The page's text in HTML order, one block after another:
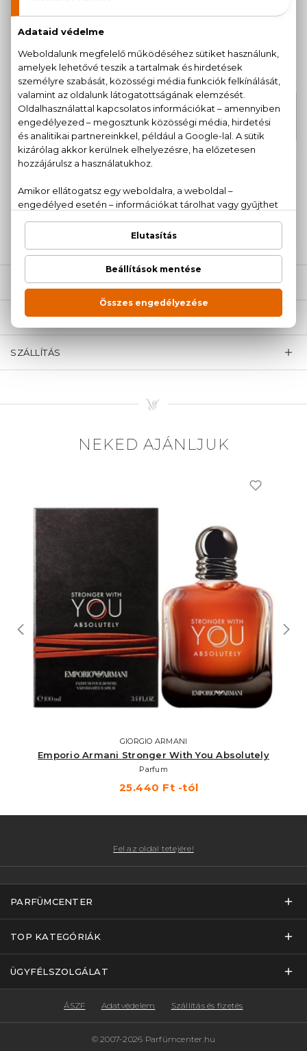
KAPCSOLÓDÓ TERMÉKEK
Emporio Armani Stronger With You
Eau De Toilette
20.830 Ft
-tól
garanciával
Kérdésed van, elakadtál? Hívd ügyfélszolgálatunkat:+36
20 779 1924
LEÍRÁS
ÉRTÉKELÉSEK (0)
SZÁLLÍTÁS
NEKED AJÁNLJUK
GIORGIO ARMANI
Emporio Armani Stronger With You Absolutely
Parfum
25.440 Ft -tól
Fel az oldal tetejére!
PARFÜMCENTER
TOP KATEGÓRIÁK
ÜGYFÉLSZOLGÁLAT
© 2007-2026 Parfümcenter.hu
ÁSZF Adatvédelem Szállítás és fizetés